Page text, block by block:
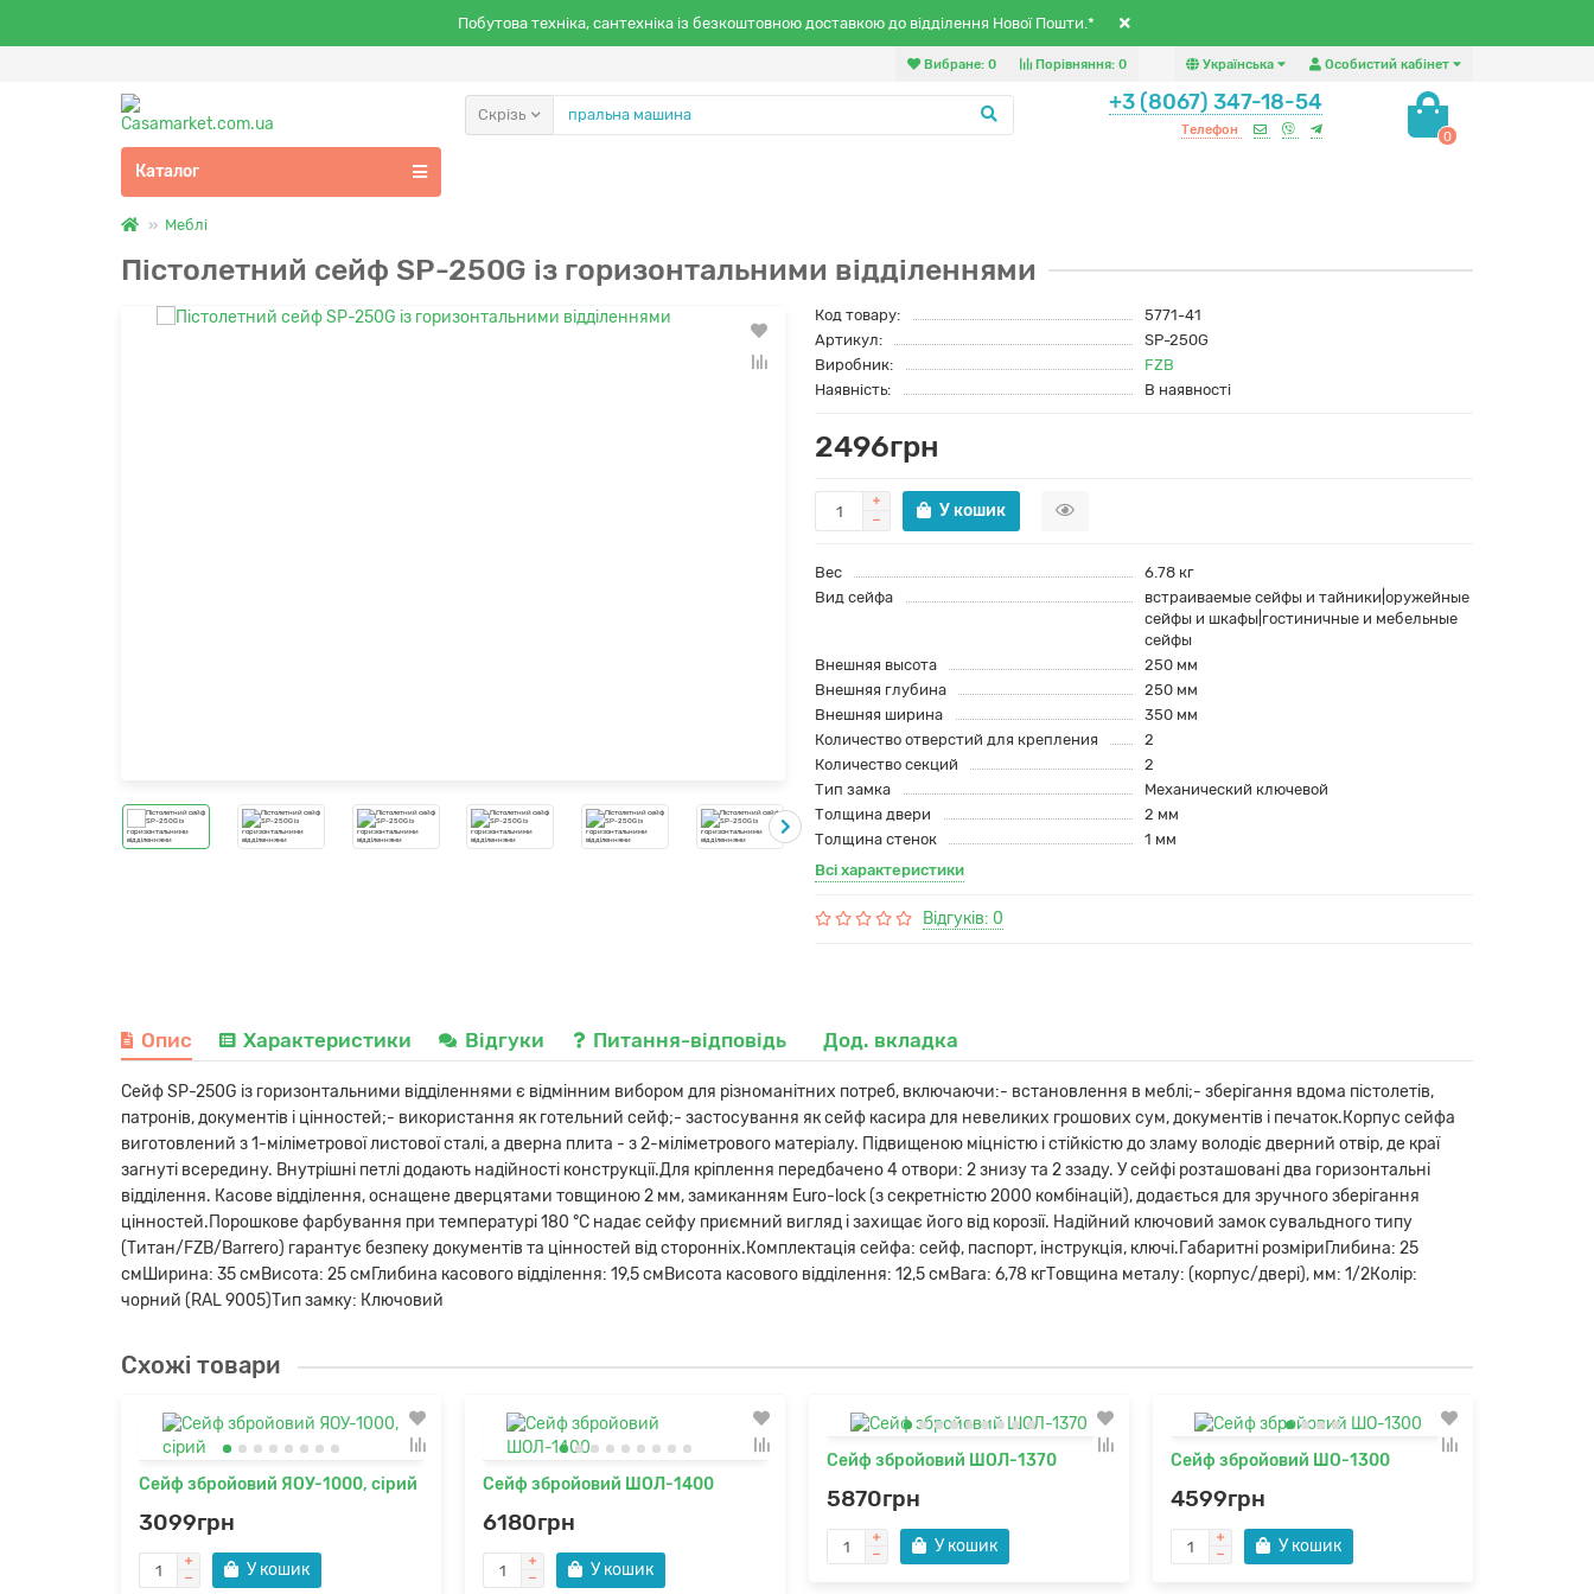
Побутова техніка, сантехніка із безкоштовною доставкою до відділення Нової Пошти.*
Особистий кабінет
Українська
Порівняння: 0
Вибране: 0
+3 (8067) 347-18-54
Телефон 0
Скрізь
Каталог
Меблі
Пістолетний сейф SP-250G із горизонтальними відділеннями
Код товару:
5771-41
Артикул:
SP-250G
Виробник:
FZB
Наявність:
В наявності
2496грн
У кошик
Вес
6.78 кг
Вид сейфа
встраиваемые сейфы и тайники|оружейные
сейфы и шкафы|гостиничные и мебельные
сейфы
Внешняя высота
250 мм
Внешняя глубина
250 мм
Внешняя ширина
350 мм
Количество отверстий для крепления
2
Количество секций
2
Тип замка
Механический ключевой
Толщина двери
2 мм
Толщина стенок
1 мм
Всі характеристики
Відгуків: 0
Опис Характеристики Відгуки Питання-відповідь Дод. вкладка
Сейф SP-250G із горизонтальними відділеннями є відмінним вибором для різноманітних потреб, включаючи:- встановлення в меблі;- зберігання вдома пістолетів,
патронів, документів і цінностей;- використання як готельний сейф;- застосування як сейф касира для невеликих грошових сум, документів і печаток.Корпус сейфа
виготовлений з 1-міліметрової листової сталі, а дверна плита - з 2-міліметрового матеріалу. Підвищеною міцністю і стійкістю до зламу володіє дверний отвір, де краї
загнуті всередину. Внутрішні петлі додають надійності конструкції.Для кріплення передбачено 4 отвори: 2 знизу та 2 ззаду. У сейфі розташовані два горизонтальні
відділення. Касове відділення, оснащене дверцятами товщиною 2 мм, замиканням Euro-lock (з секретністю 2000 комбінацій), додається для зручного зберігання
цінностей.Порошкове фарбування при температурі 180 °C надає сейфу приємний вигляд і захищає його від корозії. Надійний ключовий замок сувальдного типу
(Титан/FZB/Barrero) гарантує безпеку документів та цінностей від сторонніх.Комплектація сейфа: сейф, паспорт, інструкція, ключі.Габаритні розміриГлибина: 25
смШирина: 35 смВисота: 25 смГлибина касового відділення: 19,5 смВисота касового відділення: 12,5 смВага: 6,78 кгТовщина металу: (корпус/двері), мм: 1/2Колір:
чорний (RAL 9005)Тип замку: Ключовий
Схожі товари
Сейф збройовий ЯОУ-1000, сірий
3099грн
У кошик
Сейф збройовий ШОЛ-1400
6180грн
У кошик
Сейф збройовий ШОЛ-1370
5870грн
У кошик
Сейф збройовий ШО-1300
4599грн
У кошик